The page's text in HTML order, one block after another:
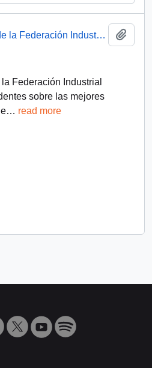
[ Carta: petición de entrevista a S . E El Presidente de la República, de la Federación Industrial Ferroviaria de Chile ]
Federación Industrial
sobre las mejores
… read more